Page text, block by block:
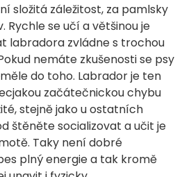
složitá záležitost, za pamlsky
Rychle se učí a většinou je
labradora zvládne s trochou
nemáte zkušenosti se psy
do toho. Labrador je ten
začátečnickou chybu
stejně jako u ostatních
štěněte socializovat a učit je
Taky není dobré
plný energie a tak kromě